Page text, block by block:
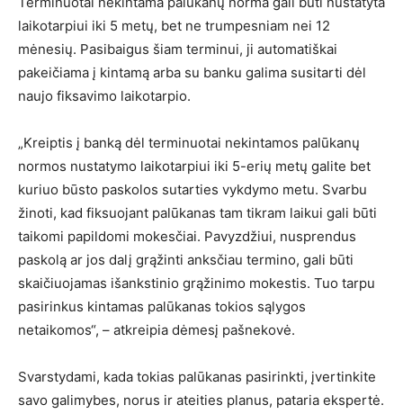
laikotarpiui iki 5 metų, bet ne trumpesniam nei 12
mėnesių. Pasibaigus šiam terminui, ji automatiškai
pakeičiama į kintamą arba su banku galima susitarti dėl
naujo fiksavimo laikotarpio.
„Kreiptis į banką dėl terminuotai nekintamos palūkanų
normos nustatymo laikotarpiui iki 5-erių metų galite bet
kuriuo būsto paskolos sutarties vykdymo metu. Svarbu
žinoti, kad fiksuojant palūkanas tam tikram laikui gali būti
taikomi papildomi mokesčiai. Pavyzdžiui, nusprendus
paskolą ar jos dalį grąžinti anksčiau termino, gali būti
skaičiuojamas išankstinio grąžinimo mokestis. Tuo tarpu
pasirinkus kintamas palūkanas tokios sąlygos
netaikomos“, – atkreipia dėmesį pašnekovė.
Svarstydami, kada tokias palūkanas pasirinkti, įvertinkite
savo galimybes, norus ir ateities planus, pataria ekspertė.